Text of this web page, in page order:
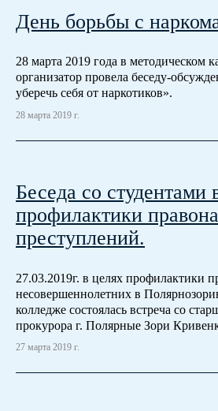
День борьбы с
28 марта 2019 года в методическом
организатор провела беседу-
уберечь себя от наркотиков».
28 марта 2019 г.
Беседа со студентами
профилактики
преступлений.
27.03.2019г. в целях профилактики
несовершеннолетних в
колледже состоялась встреча со
прокурора г. Полярные Зори
27 марта 2019 г.